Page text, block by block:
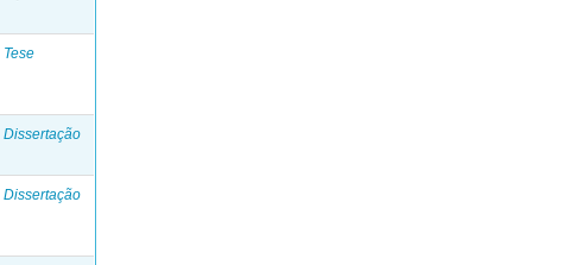
Tese
Dissertação
Dissertação